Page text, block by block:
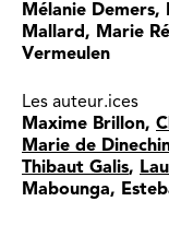
Mélanie
Mallard, Marie
Vermeulen
Les auteur.ices
Maxime Brillon,
Marie de
Thibaut Galis,
Mabounga,